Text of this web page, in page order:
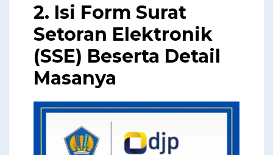
2. Isi Form Surat
Setoran Elektronik
(SSE) Beserta Detail
Masanya